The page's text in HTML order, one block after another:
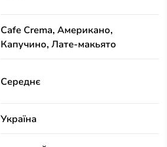
Cafe Crema, Американо,
Капучино, Лате-макьято
Середнє
Україна